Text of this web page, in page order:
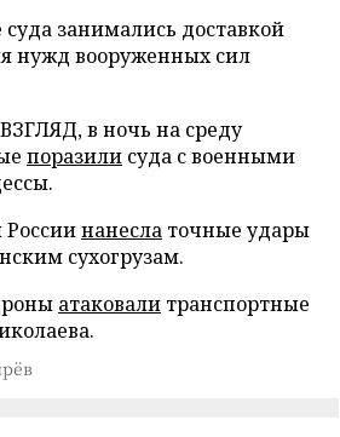
занимались доставкой
нужд вооруженных сил
в ночь на среду
поразили суда с военными
нанесла точные удары
сухогрузам.
атаковали транспортные